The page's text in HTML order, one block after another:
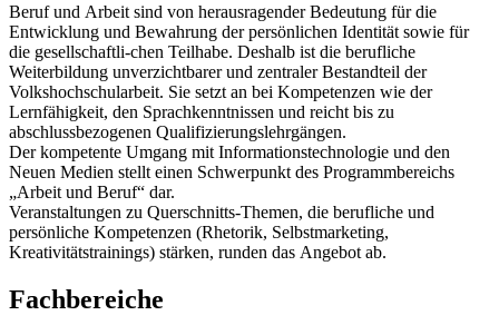
Beruf und Arbeit sind von herausragender Bedeutung für die
Entwicklung und Bewahrung der persönlichen Identität sowie für
die gesellschaftli-chen Teilhabe. Deshalb ist die berufliche
Weiterbildung unverzichtbarer und zentraler Bestandteil der
Volkshochschularbeit. Sie setzt an bei Kompetenzen wie der
Lernfähigkeit, den Sprachkenntnissen und reicht bis zu
abschlussbezogenen Qualifizierungslehrgängen.
Der kompetente Umgang mit Informationstechnologie und den
Neuen Medien stellt einen Schwerpunkt des Programmbereichs
„Arbeit und Beruf“ dar.
Veranstaltungen zu Querschnitts-Themen, die berufliche und
persönliche Kompetenzen (Rhetorik, Selbstmarketing,
Kreativitätstrainings) stärken, runden das Angebot ab.
Fachbereiche